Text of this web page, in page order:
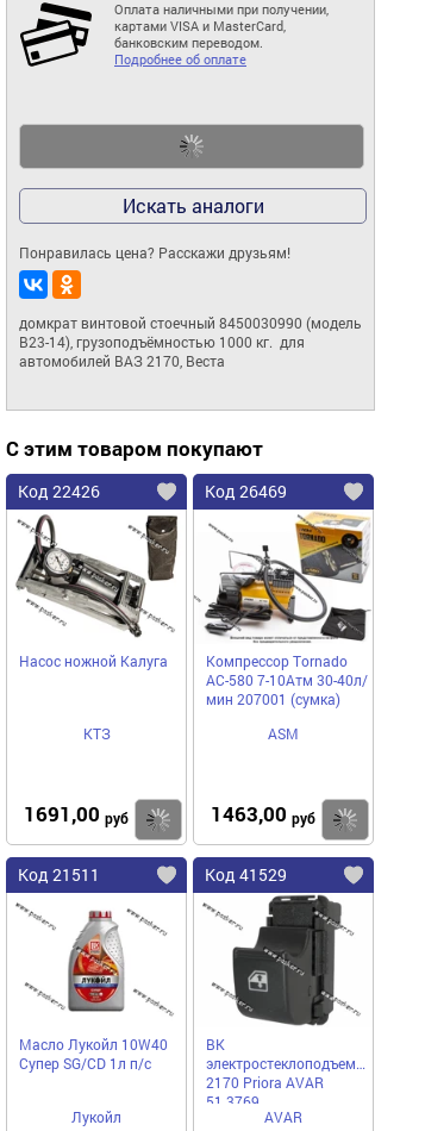
Оплата наличными при получении,
картами VISA и MasterCard,
банковским переводом.
Подробнее об оплате
Искать аналоги
Понравилась цена? Расскажи друзьям!
домкрат винтовой стоечный 8450030990 (модель
В23-14), грузоподъёмностью 1000 кг.  для
автомобилей ВАЗ 2170, Веста
С этим товаром покупают
Код 22426
Насос ножной Калуга
КТЗ
1691,00 руб Купить
Код 26469
Компрессор Tornado
AC-580 7-10Атм 30-40л/
мин 207001 (сумка)
ASM
1463,00 руб
Код 21511
Масло Лукойл 10W40
Супер SG/CD 1л п/с
Лукойл
Код 41529
ВК
электростеклоподъемников
2170 Priora AVAR
51.3769
AVAR